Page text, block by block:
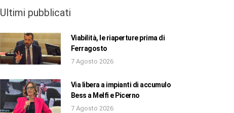
Ultimi pubblicati
Viabilità, le riaperture prima di
Ferragosto
7 Agosto 2026
Via libera a impianti di accumulo
Bess a Melfi e Picerno
7 Agosto 2026